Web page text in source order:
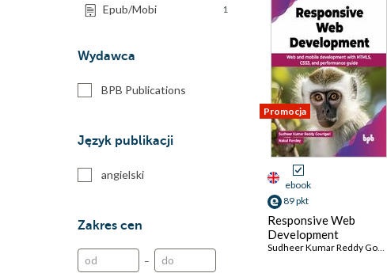
Epub/Mobi 1
Wydawca
BPB Publications
Język publikacji
angielski
Zakres cen
–
Promocja
ebook
89 pkt
Responsive Web
Development
Sudheer Kumar Reddy Gowrigari